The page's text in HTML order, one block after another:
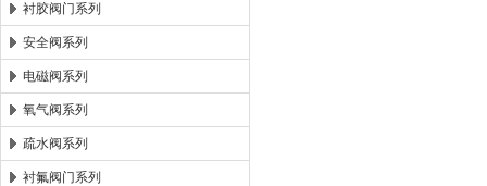
衬胶阀门系列
安全阀系列
电磁阀系列
氧气阀系列
疏水阀系列
衬氟阀门系列